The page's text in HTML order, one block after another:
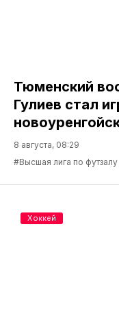
Тюменский
Гулиев стал
8 августа, 08:29
#Высшая лига по футзалу
Хоккей